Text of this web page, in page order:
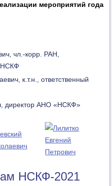
мероприятий года
чл.-корр. РАН,
НСКФ
к.т.н., ответственный
директор АНО «НСКФ»
НСКФ-2021